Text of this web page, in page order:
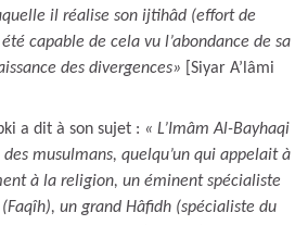
il réalise son ijtihâd (effort de
capable de cela vu l’abondance de sa
des divergences» [Siyar A’lâmi
a dit à son sujet : « L’Imâm Al-Bayhaqi
musulmans, quelqu’un qui appelait à
à la religion, un éminent spécialiste
un grand Hâfidh (spécialiste du